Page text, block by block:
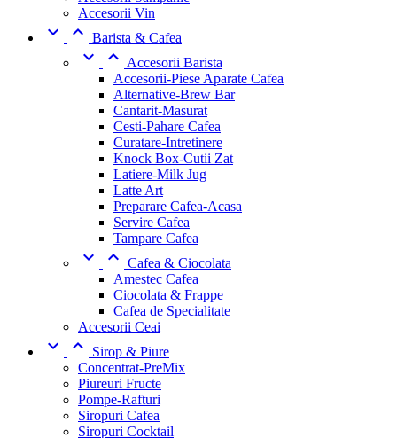
Accesorii Vin
  Barista & Cafea
  Accesorii Barista
Accesorii-Piese Aparate Cafea
Alternative-Brew Bar
Cantarit-Masurat
Cesti-Pahare Cafea
Curatare-Intretinere
Knock Box-Cutii Zat
Latiere-Milk Jug
Latte Art
Preparare Cafea-Acasa
Servire Cafea
Tampare Cafea
  Cafea & Ciocolata
Amestec Cafea
Ciocolata & Frappe
Cafea de Specialitate
Accesorii Ceai
 
Sirop & Piure
Concentrat-PreMix
Piureuri Fructe
Pompe-Rafturi
Siropuri Cafea
Siropuri Cocktail